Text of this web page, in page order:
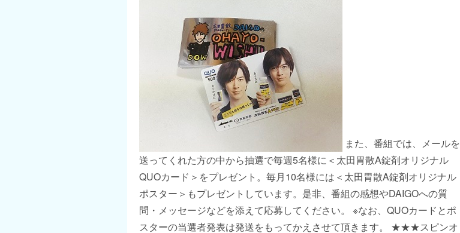
また、番組では、メールを
送ってくれた方の中から抽選で毎週5名様に＜太田胃散A錠剤オリジナル
QUOカード＞をプレゼント。毎月10名様には＜太田胃散A錠剤オリジナル
ポスター＞もプレゼントしています。是非、番組の感想やDAIGOへの質
問・メッセージなどを添えて応募してください。 ※なお、QUOカードとポ
スターの当選者発表は発送をもってかえさせて頂きます。 ★★★スピンオ